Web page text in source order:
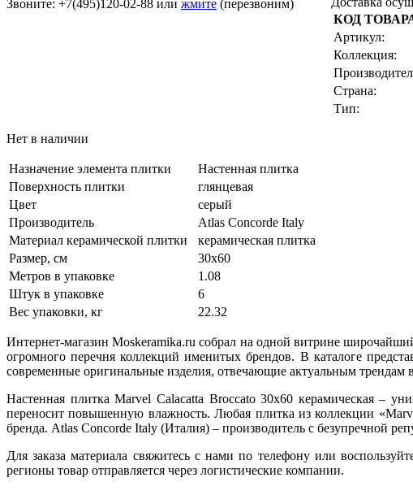
Звоните: +7(495)120-02-88 или жмите (перезвоним)
КОД
Артикул:
Коллекция:
Страна:
Тип:
Нет в наличии
Назначение элемента плитки
Настенная плитка
Поверхность плитки
глянцевая
Цвет
серый
Производитель
Atlas Concorde Italy
Материал керамической плитки
керамическая плитка
Размер, см
30x60
Метров в упаковке
1.08
Штук в упаковке
6
Вес упаковки, кг
22.32
Интернет-магазин Moskeramika.ru собрал на одной витрине
огромного перечня коллекций именитых брендов. В каталоге
современные оригинальные изделия, отвечающие актуальным трендам
Настенная плитка Marvel Calacatta Broccato 30x60 керамическая –
переносит повышенную влажность. Любая плитка из коллекции
бренда. Atlas Concorde Italy (Италия) – производитель с безупречной
Для заказа материала свяжитесь с нами по телефону или
регионы товар отправляется через логистические компании.